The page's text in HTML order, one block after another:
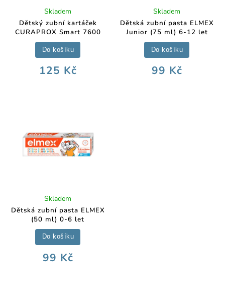
Dětský zubní kartáček
CURAPROX Smart 7600
Skladem
125 Kč
Do košíku
Dětská zubní pasta ELMEX
Junior (75 ml) 6-12 let
Skladem
99 Kč
Do košíku
Dětská zubní pasta ELMEX
(50 ml) 0-6 let
Skladem
99 Kč
Do košíku